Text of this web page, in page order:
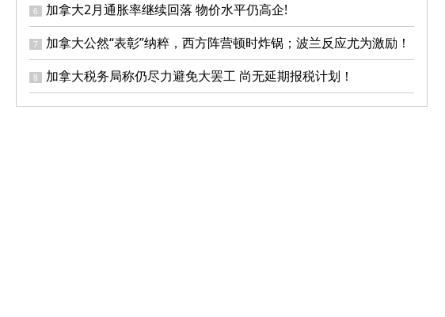
6 加拿大2月通胀率继续回落 物价水平仍高企!
7 加拿大公然“表彰”纳粹，西方阵营顿时炸锅；波兰反应尤为激励！
8 加拿大税务局称仍尽力避免大罢工 尚无延期报税计划！